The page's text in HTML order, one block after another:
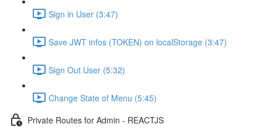
Sign in User (3:47)
Save JWT infos (TOKEN) on localStorage (3:47)
Sign Out User (5:32)
Change State of Menu (5:45)
Private Routes for Admin - REACTJS